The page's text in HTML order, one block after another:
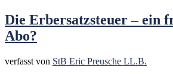
Die Erbersatzsteuer – ein
Abo?
verfasst von StB Eric Preusche LL.B.